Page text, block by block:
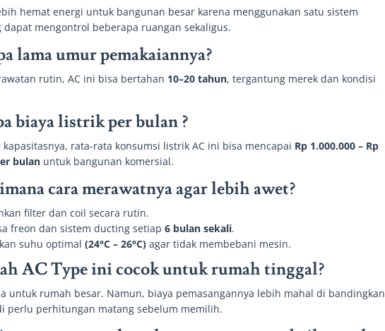
hemat energi untuk bangunan besar karena menggunakan satu sistem
dapat mengontrol beberapa ruangan sekaligus.
lama umur pemakaiannya?
rutin, AC ini bisa bertahan 10–20 tahun, tergantung merek dan kondisi
biaya listrik per bulan ?
rata-rata konsumsi listrik AC ini bisa mencapai Rp 1.000.000 – Rp
bulan untuk bangunan komersial.
cara merawatnya agar lebih awet?
filter dan coil secara rutin.
freon dan sistem ducting setiap 6 bulan sekali.
suhu optimal (24°C – 26°C) agar tidak membebani mesin.
AC Type ini cocok untuk rumah tinggal?
untuk rumah besar. Namun, biaya pemasangannya lebih mahal di bandingkan
perlu perhitungan matang sebelum memilih.